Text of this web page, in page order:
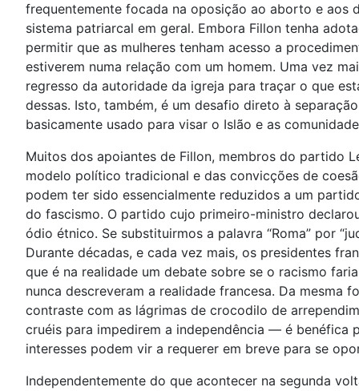
frequentemente focada na oposição ao aborto e aos
sistema patriarcal em geral. Embora Fillon tenha
permitir que as mulheres tenham acesso a
estiverem numa relação com um homem. Uma vez
regresso da autoridade da igreja para traçar o que
dessas. Isto, também, é um desafio direto à
basicamente usado para visar o Islão e as
Muitos dos apoiantes de Fillon, membros do partido
modelo político tradicional e das convicções de
podem ter sido essencialmente reduzidos a um
do fascismo. O partido cujo primeiro-ministro
ódio étnico. Se substituirmos a palavra “Roma” por
Durante décadas, e cada vez mais, os presidentes
que é na realidade um debate sobre se o racismo
nunca descreveram a realidade francesa. Da
contraste com as lágrimas de crocodilo de
cruéis para impedirem a independência — é benéfica
interesses podem vir a requerer em breve para se
Independentemente do que acontecer na segunda